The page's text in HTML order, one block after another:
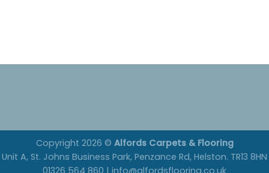
Copyright 2026 © Alfords Carpets & Flooring
Unit A, St. Johns Business Park, Penzance Rd, Helston. TR13 8HN
01326 564 860 | info@alfordsflooring.co.uk